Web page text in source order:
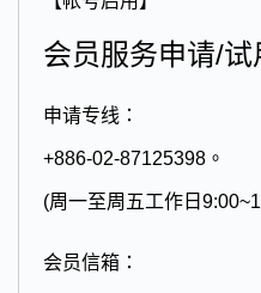
会员服务申请/试
申请专线：
+886-02-87125398。
(周一至周五工作日
会员信箱：